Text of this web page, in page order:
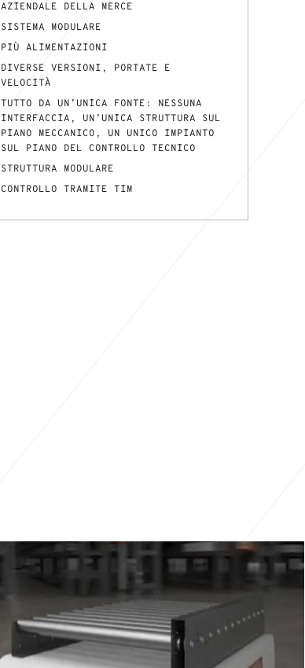
AZIENDALE DELLA MERCE
SISTEMA MODULARE
PIÙ ALIMENTAZIONI
DIVERSE VERSIONI, PORTATE E
VELOCITÀ
TUTTO DA UN’UNICA FONTE: NESSUNA
INTERFACCIA, UN’UNICA STRUTTURA SUL
PIANO MECCANICO, UN UNICO IMPIANTO
SUL PIANO DEL CONTROLLO TECNICO
STRUTTURA MODULARE
CONTROLLO TRAMITE TIM